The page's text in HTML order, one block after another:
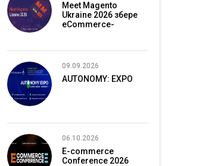
Meet Magento
Ukraine 2026 збере
eCommerce-
09.09.2026
AUTONOMY: EXPO
06.10.2026
E-commerce
Conference 2026